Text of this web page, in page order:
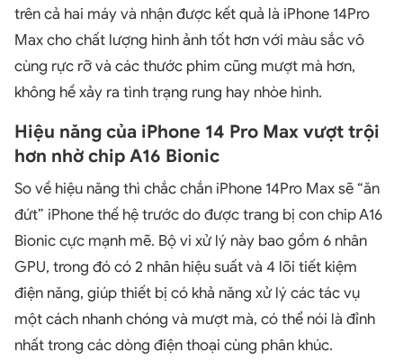
trên cả hai máy và nhận được kết quả là iPhone 14Pro
Max cho chất lượng hình ảnh tốt hơn với màu sắc vô
cùng rực rỡ và các thước phim cũng mượt mà hơn,
không hề xảy ra tình trạng rung hay nhòe hình.
Hiệu năng của iPhone 14 Pro Max vượt trội
hơn nhờ chip A16 Bionic
So về hiệu năng thì chắc chắn iPhone 14Pro Max sẽ “ăn
đứt” iPhone thế hệ trước do được trang bị con chip A16
Bionic cực mạnh mẽ. Bộ vi xử lý này bao gồm 6 nhân
GPU, trong đó có 2 nhân hiệu suất và 4 lõi tiết kiệm
điện năng, giúp thiết bị có khả năng xử lý các tác vụ
một cách nhanh chóng và mượt mà, có thể nói là đỉnh
nhất trong các dòng điện thoại cùng phân khúc.